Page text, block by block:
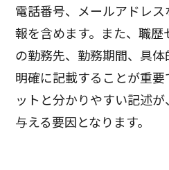
電話番号、メールアドレ
報を含めます。また、職
の勤務先、勤務期間、具
明確に記載することが重
ットと分かりやすい記述
与える要因となります。